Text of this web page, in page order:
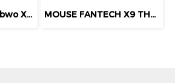
เมาส์เกมมิ่งไร้สาย Nubwo X58 Pro Antares เป็นเมาส์แบบ Tri-mode ที่สามารถเชื่อมต่อได้ 3 รูปแบบ MOUSE FANTECH X9 THOR GAMING Optical Macro RGB Gaming Mouse (เมาส์มาโคร)ตั้งมาโครคีย์ได้ ปรับ DPI 200-4800 (BLACK)